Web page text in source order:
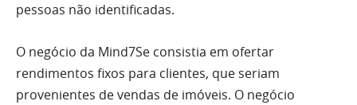
pessoas não identificadas.
O negócio da Mind7Se consistia em ofertar
rendimentos fixos para clientes, que seriam
provenientes de vendas de imóveis. O negócio